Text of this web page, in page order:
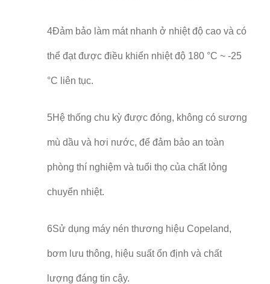
4Đảm bảo làm mát nhanh ở nhiệt độ cao và có
thể đạt được điều khiển nhiệt độ 180 °C ~ -25
°C liên tục.
5Hệ thống chu kỳ được đóng, không có sương
mù dầu và hơi nước, để đảm bảo an toàn
phòng thí nghiệm và tuổi thọ của chất lỏng
chuyển nhiệt.
6Sử dụng máy nén thương hiệu Copeland,
bơm lưu thông, hiệu suất ổn định và chất
lượng đáng tin cậy.